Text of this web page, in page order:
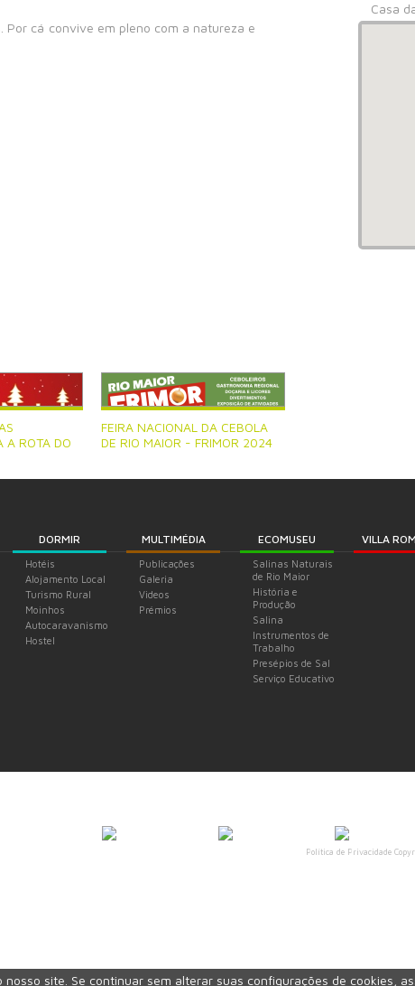
Por cá convive em pleno com a natureza e
Casa
A ROTA DO
FEIRA NACIONAL DA CEBOLA
DE RIO MAIOR - FRIMOR 2024
DORMIR
Hotéis
Alojamento Local
Turismo Rural
Moinhos
Autocaravanismo
Hostel
MULTIMÉDIA
Publicações
Galeria
Videos
Prémios
ECOMUSEU
Salinas Naturais
de Rio Maior
História e
Produção
Salina
Instrumentos de
Trabalho
Presépios de Sal
Serviço Educativo
VILLA
Política de Privacidade
site. Se continuar sem alterar suas configurações de cookies,